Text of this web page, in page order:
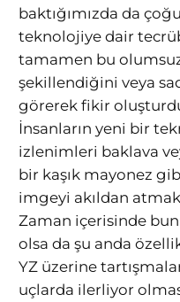
baktığımızda da
teknolojiye dair
tamamen bu
şekillendiğini veya
görerek fikir
İnsanların yeni bir
izlenimleri baklava
bir kaşık mayonez
imgeyi akıldan
Zaman içerisinde
olsa da şu anda
YZ üzerine
uçlarda ilerliyor